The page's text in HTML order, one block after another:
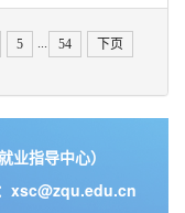
5 54
下页
指导中心）
xsc@zqu.edu.cn